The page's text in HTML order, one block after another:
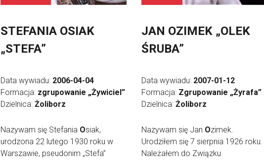
STEFANIA OSIAK
„STEFA”
Data wywiadu: 2006-04-04
Formacja: zgrupowanie „Żywiciel”
Dzielnica: Żoliborz
Nazywam się Stefania Osiak,
urodzona 22 lutego 1930 roku w
Warszawie, pseudonim „Stefa”
JAN OZIMEK „OLEK
ŚRUBA”
Data wywiadu: 2007-01-12
Formacja: Zgrupowanie „Żyrafa”
Dzielnica: Żoliborz
Nazywam się Jan Ozimek.
Urodziłem się 7 sierpnia 1926 roku.
Należałem do Związku